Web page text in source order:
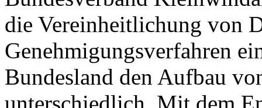
die Vereinheitlichung von
Genehmigungsverfahren
Bundesland den Aufbau
unterschiedlich. Mit dem